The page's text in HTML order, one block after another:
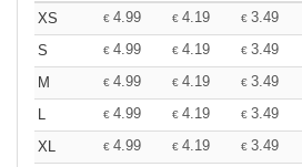
XS € 4.99 € 4.19 € 3.49
S
€ 4.99 € 4.19 € 3.49
M
€ 4.99 € 4.19 € 3.49
L
€ 4.99 € 4.19 € 3.49
XL
€ 4.99 € 4.19 € 3.49